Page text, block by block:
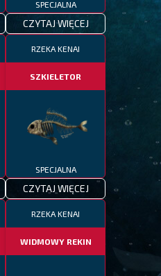
SPECJALNA
CZYTAJ WIĘCEJ
RZEKA KENAI
SZKIELETOR
SPECJALNA
CZYTAJ WIĘCEJ
RZEKA KENAI
WIDMOWY REKIN